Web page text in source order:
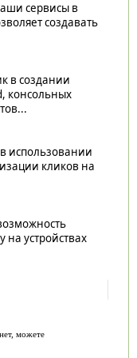
сервисы в
создавать
в создании
консольных
использовании
кликов на
на устройствах
можете